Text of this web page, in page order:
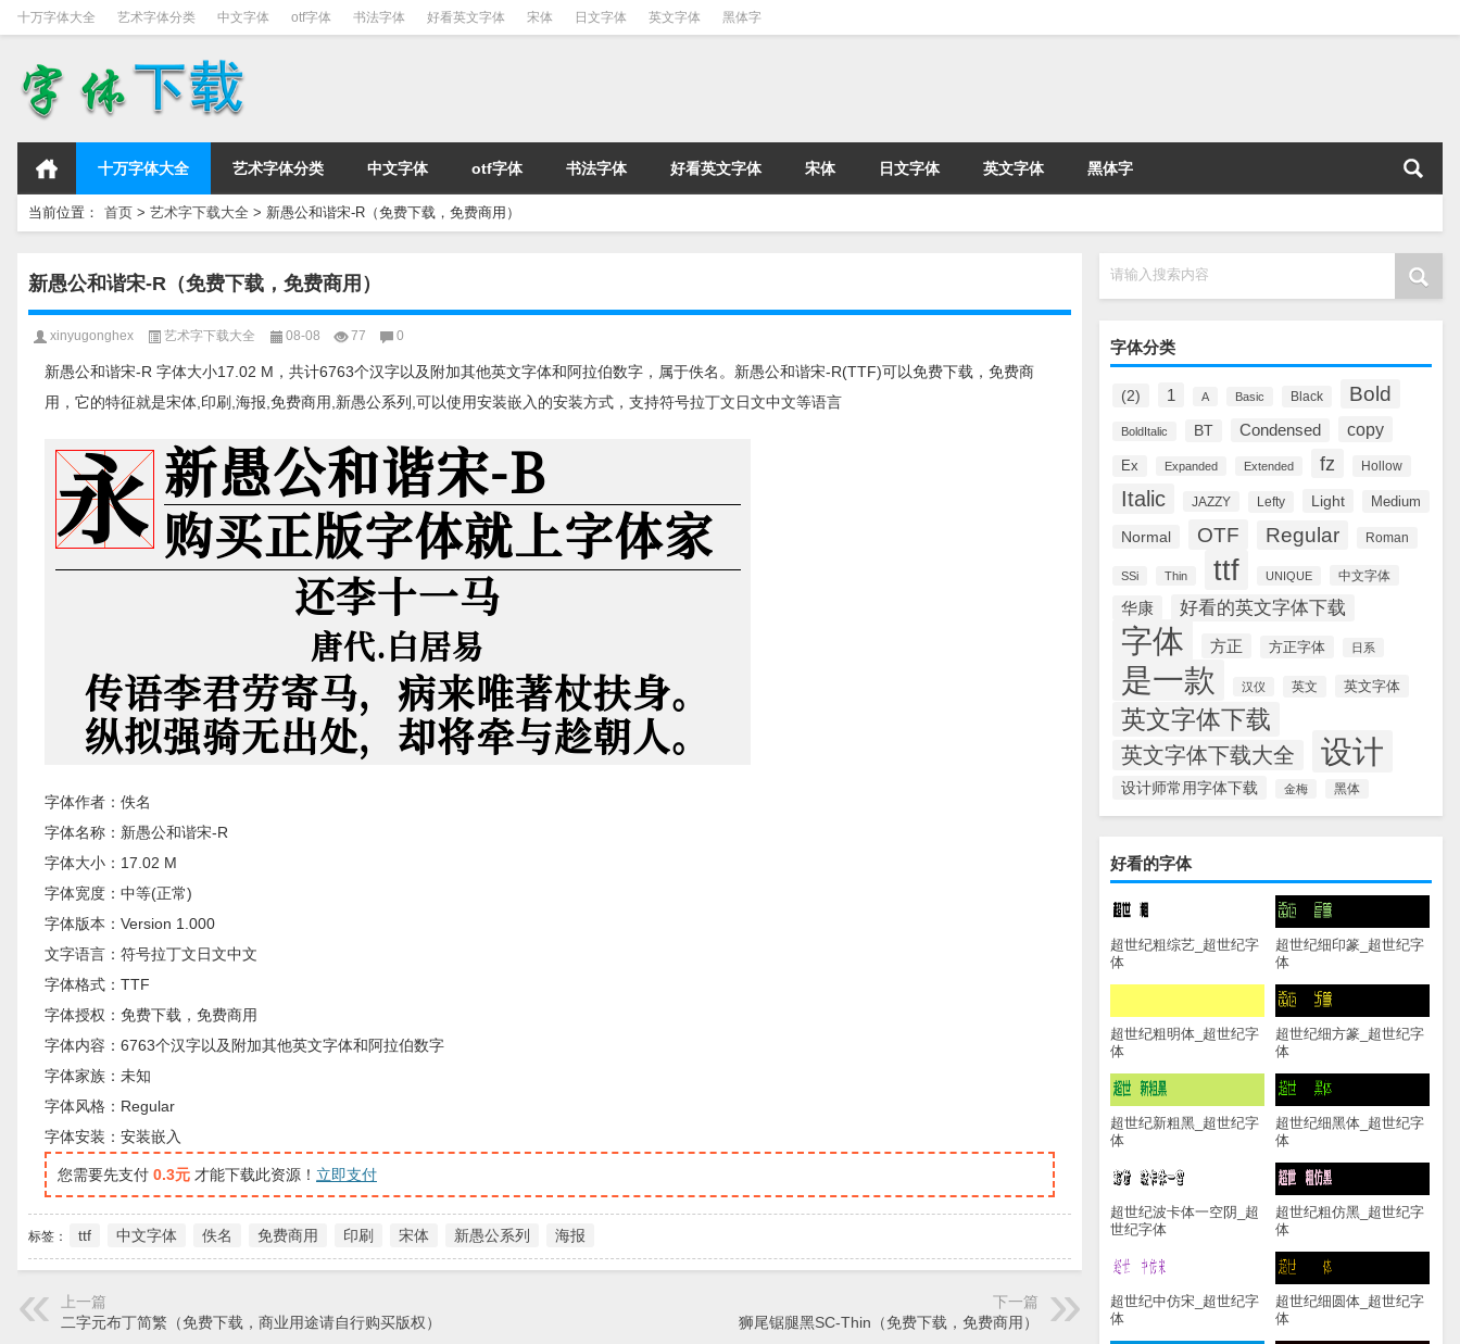
十万字体大全 艺术字体分类 中文字体 otf字体 书法字体 好看英文字体 宋体 日文字体 英文字体 黑体字
十万字体大全 艺术字体分类 中文字体 otf字体 书法字体 好看英文字体 宋体 日文字体 英文字体 黑体字
当前位置： 首页 > 艺术字下载大全 > 新愚公和谐宋-R（免费下载，免费商用）
请输入搜索内容
字体分类
(2) 1 A Basic Black Bold
BoldItalic BT Condensed copy
Ex Expanded Extended fz Hollow
Italic JAZZY Lefty Light Medium
Normal OTF Regular Roman
SSi Thin ttf UNIQUE 中文字体
华康 好看的英文字体下载
字体 方正 方正字体 日系
是一款 汉仪 英文 英文字体
英文字体下载
英文字体下载大全 设计
设计师常用字体下载 金梅 黑体
好看的字体
超世纪粗综艺_超世纪字
体
超世纪细印篆_超世纪字
体
超世纪粗明体_超世纪字
体
超世纪细方篆_超世纪字
体
超世纪新粗黑_超世纪字
体
超世纪细黑体_超世纪字
体
超世纪波卡体一空阴_超
世纪字体
超世纪粗仿黑_超世纪字
体
超世纪中仿宋_超世纪字
体
超世纪细圆体_超世纪字
体
新愚公和谐宋-R（免费下载，免费商用）
xinyugonghex 艺术字下载大全 08-08 77 0
新愚公和谐宋-R 字体大小17.02 M，共计6763个汉字以及附加其他英文字体和阿拉伯数字，属于佚名。新愚公和谐宋-R(TTF)可以免费下载，免费商
用，它的特征就是宋体,印刷,海报,免费商用,新愚公系列,可以使用安装嵌入的安装方式，支持符号拉丁文日文中文等语言
字体作者：佚名
字体名称：新愚公和谐宋-R
字体大小：17.02 M
字体宽度：中等(正常)
字体版本：Version 1.000
文字语言：符号拉丁文日文中文
字体格式：TTF
字体授权：免费下载，免费商用
字体内容：6763个汉字以及附加其他英文字体和阿拉伯数字
字体家族：未知
字体风格：Regular
字体安装：安装嵌入
您需要先支付 0.3元 才能下载此资源！ 立即支付
标签： ttf 中文字体 佚名 免费商用 印刷 宋体 新愚公系列 海报
上一篇
二字元布丁简繁（免费下载，商业用途请自行购买版权）
下一篇
狮尾锯腿黑SC-Thin（免费下载，免费商用）